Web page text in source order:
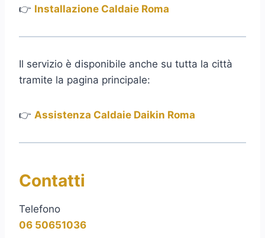
👉 Installazione Caldaie Roma
Il servizio è disponibile anche su tutta la città
tramite la pagina principale:
👉 Assistenza Caldaie Daikin Roma
Contatti
Telefono
06 50651036